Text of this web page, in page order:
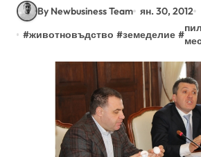
By Newbusiness Team ян. 30, 2012
#животновъдство #земеделие #